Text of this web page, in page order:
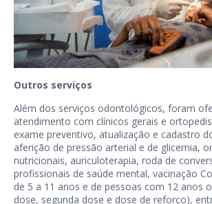
Outros serviços
Além dos serviços odontológicos, foram
atendimento com clínicos gerais e
exame preventivo, atualização e cadastro
aferição de pressão arterial e de glicemia,
nutricionais, auriculoterapia, roda de
profissionais de saúde mental, vacinação
de 5 a 11 anos e de pessoas com 12 anos
dose, segunda dose e dose de reforço),